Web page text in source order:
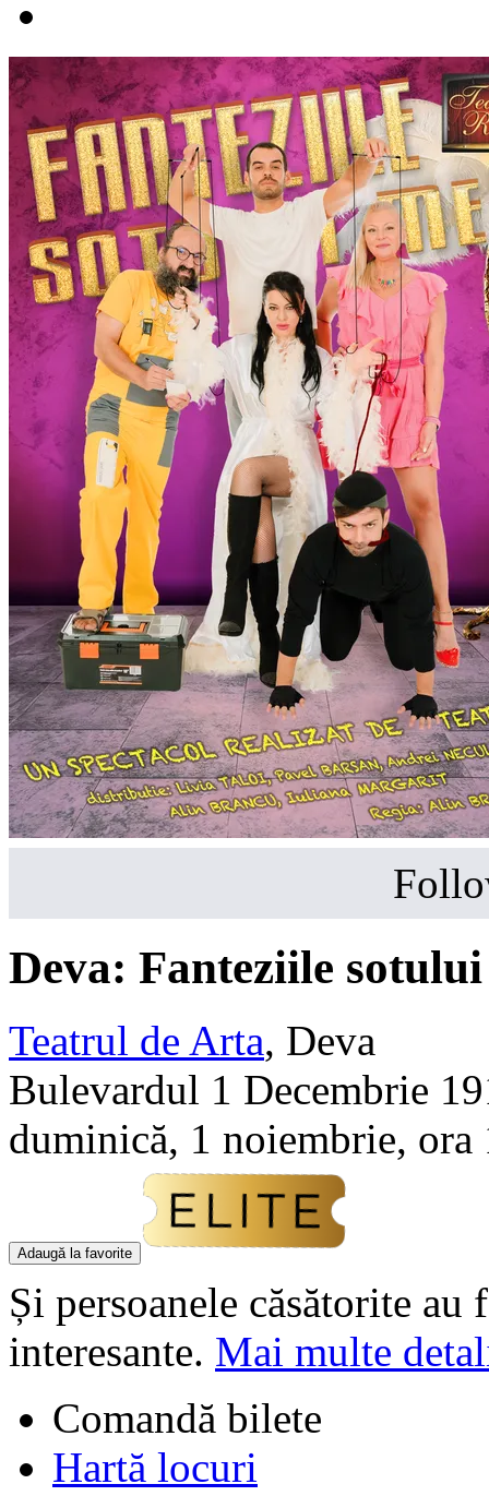
Deva: Fanteziile
Teatrul de Arta, Deva
Bulevardul 1 Decembrie
duminică, 1 noiembrie, ora
Adaugă la favorite
Și persoanele căsătorite
interesante. Mai multe
Comandă bilete
Hartă locuri